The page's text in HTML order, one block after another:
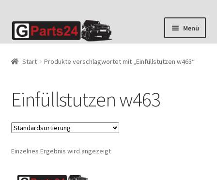
Zur
Navigation
Zum
Inhalt
Menü
Start Produkte verschlagwortet mit „Einfüllstutzen w463“
Einfüllstutzen w463
Einzelnes Ergebnis wird angezeigt